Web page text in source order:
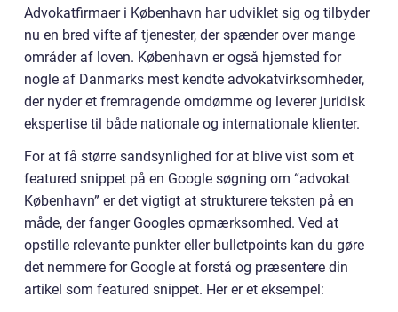
Advokatfirmaer i København har udviklet sig og tilbyder
nu en bred vifte af tjenester, der spænder over mange
områder af loven. København er også hjemsted for
nogle af Danmarks mest kendte advokatvirksomheder,
der nyder et fremragende omdømme og leverer juridisk
ekspertise til både nationale og internationale klienter.
For at få større sandsynlighed for at blive vist som et
featured snippet på en Google søgning om “advokat
København” er det vigtigt at strukturere teksten på en
måde, der fanger Googles opmærksomhed. Ved at
opstille relevante punkter eller bulletpoints kan du gøre
det nemmere for Google at forstå og præsentere din
artikel som featured snippet. Her er et eksempel: